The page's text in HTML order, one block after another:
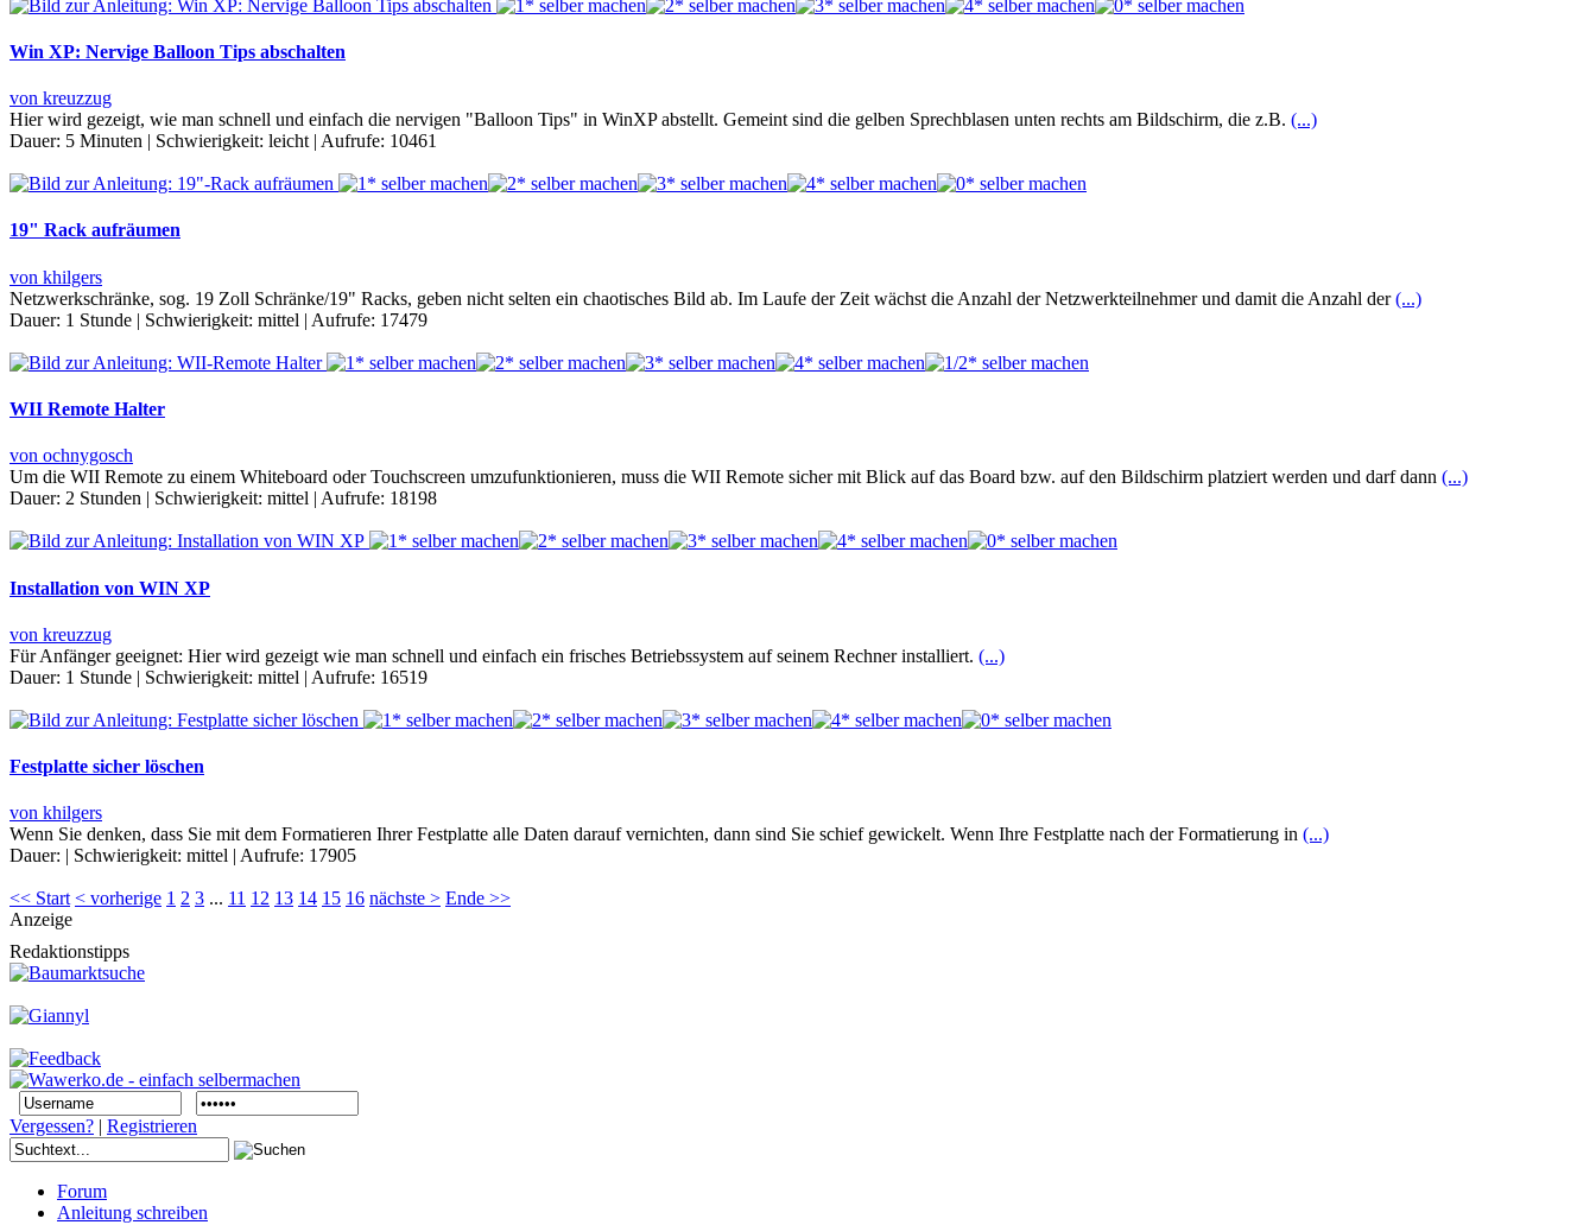
Win XP: Nervige Balloon Tips abschalten
von kreuzzug
Hier wird gezeigt, wie man schnell und einfach die nervigen "Balloon Tips" in WinXP abstellt. Gemeint sind die gelben Sprechblasen unten rechts am Bildschirm, die z.B. (...)
Dauer: 5 Minuten | Schwierigkeit: leicht | Aufrufe: 10461
19" Rack aufräumen
von khilgers
Netzwerkschränke, sog. 19 Zoll Schränke/19" Racks, geben nicht selten ein chaotisches Bild ab. Im Laufe der Zeit wächst die Anzahl der Netzwerkteilnehmer und damit die Anzahl der(...)
Dauer: 1 Stunde | Schwierigkeit: mittel | Aufrufe: 17479
WII Remote Halter
von ochnygosch
Um die WII Remote zu einem Whiteboard oder Touchscreen umzufunktionieren, muss die WII Remote sicher mit Blick auf das Board bzw. auf den Bildschirm platziert werden und darf dann (...)
Dauer: 2 Stunden | Schwierigkeit: mittel | Aufrufe: 18198
Installation von WIN XP
von kreuzzug
Für Anfänger geeignet: Hier wird gezeigt wie man schnell und einfach ein frisches Betriebssystem auf seinem Rechner installiert. (...)
Dauer: 1 Stunde | Schwierigkeit: mittel | Aufrufe: 16519
Festplatte sicher löschen
von khilgers
Wenn Sie denken, dass Sie mit dem Formatieren Ihrer Festplatte alle Daten darauf vernichten, dann sind Sie schief gewickelt. Wenn Ihre Festplatte nach der Formatierung in (...)
Dauer: | Schwierigkeit: mittel | Aufrufe: 17905
<< Start < vorherige 1 2 3 ... 11 12 13 14 15 16 nächste > Ende >>
Anzeige
Redaktionstipps
Vergessen? | Registrieren
Forum
Anleitung schreiben